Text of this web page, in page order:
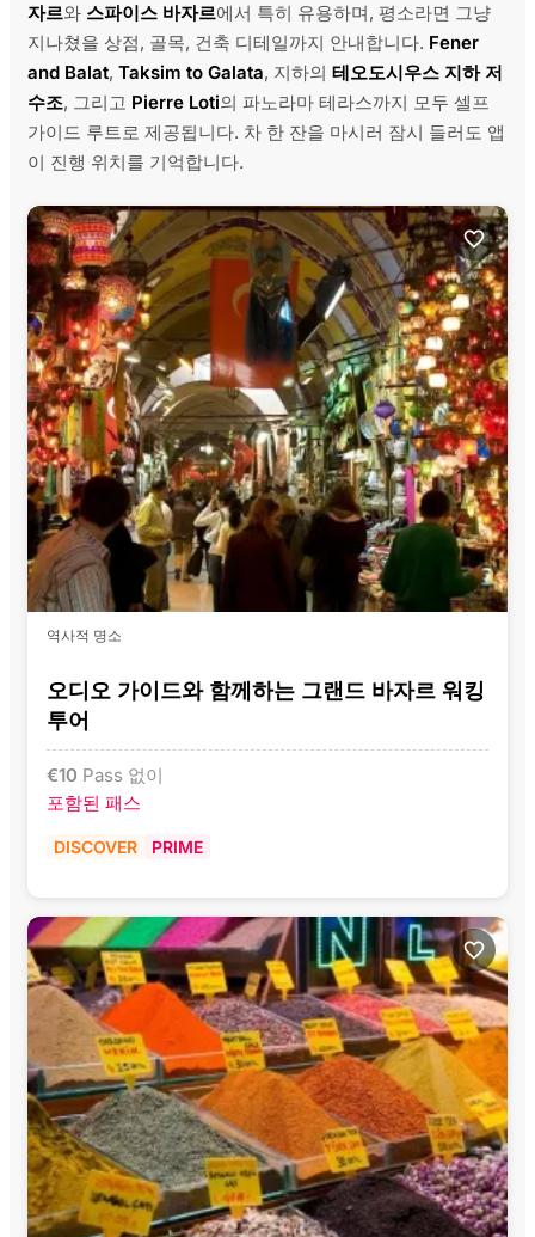
자르와 스파이스 바자르에서 특히 유용하며, 평소라면 그냥
지나쳤을 상점, 골목, 건축 디테일까지 안내합니다. Fener
and Balat, Taksim to Galata, 지하의 테오도시우스 지하 저
수조, 그리고 Pierre Loti의 파노라마 테라스까지 모두 셀프
가이드 루트로 제공됩니다. 차 한 잔을 마시러 잠시 들러도 앱
이 진행 위치를 기억합니다.
역사적 명소
오디오 가이드와 함께하는 그랜드 바자르 워킹
투어
€10 Pass 없이
포함된 패스
DISCOVER PRIME